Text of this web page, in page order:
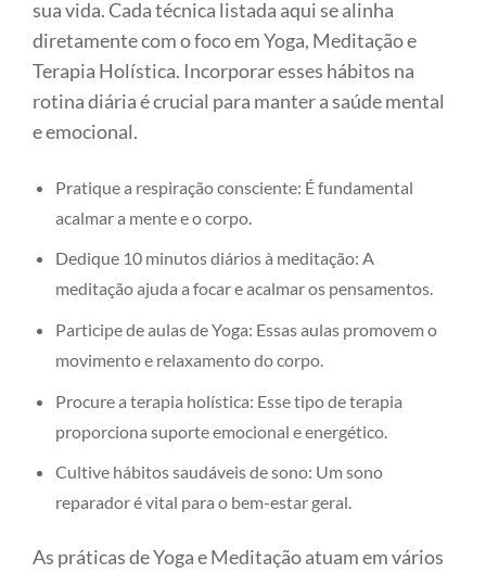
sua vida. Cada técnica listada aqui se alinha
diretamente com o foco em Yoga, Meditação e
Terapia Holística. Incorporar esses hábitos na
rotina diária é crucial para manter a saúde mental
e emocional.
Pratique a respiração consciente: É fundamental
acalmar a mente e o corpo.
Dedique 10 minutos diários à meditação: A
meditação ajuda a focar e acalmar os pensamentos.
Participe de aulas de Yoga: Essas aulas promovem o
movimento e relaxamento do corpo.
Procure a terapia holística: Esse tipo de terapia
proporciona suporte emocional e energético.
Cultive hábitos saudáveis de sono: Um sono
reparador é vital para o bem-estar geral.
As práticas de Yoga e Meditação atuam em vários